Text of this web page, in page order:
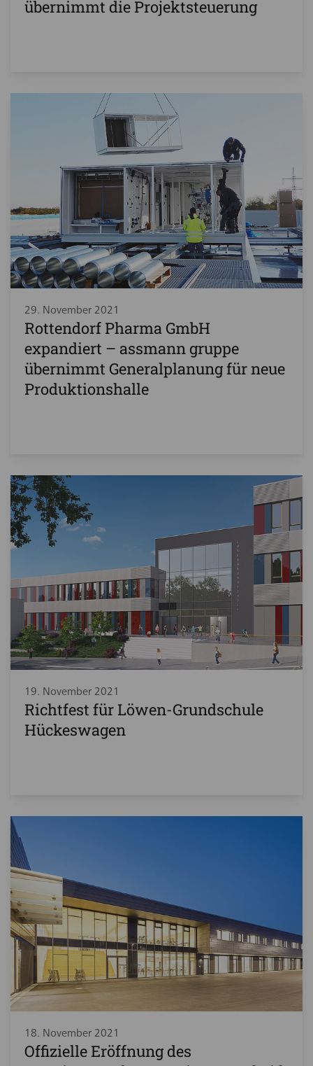
übernimmt die Projektsteuerung
29. November 2021
Rottendorf Pharma GmbH
expandiert – assmann gruppe
übernimmt Generalplanung für neue
Produktionshalle
19. November 2021
Richtfest für Löwen-Grundschule
Hückeswagen
18. November 2021
Offizielle Eröffnung des